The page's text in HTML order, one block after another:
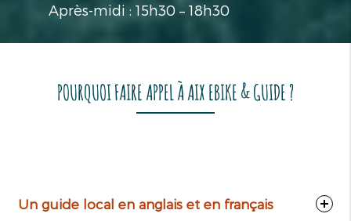
Après-midi : 15h30 – 18h30
POURQUOI FAIRE APPEL À AIX EBIKE & GUIDE ?
Un guide local en anglais et en français